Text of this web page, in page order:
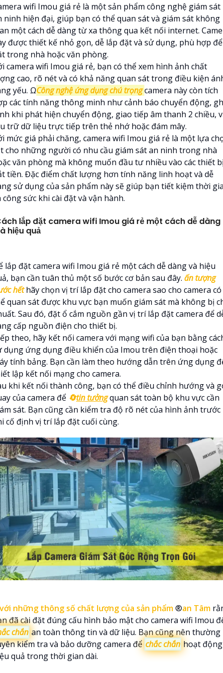
wifi Imou giá rẻ là một sản phẩm công nghệ giám sát
ninh hiện đại, giúp bạn có thể quan sát và giám sát không
một cách dễ dàng từ xa thông qua kết nối internet.
được thiết kế nhỏ gọn, dễ lắp đặt và sử dụng, phù hợp để
trong nhà hoặc văn phòng.
camera wifi Imou giá rẻ, bạn có thể xem hình ảnh chất
cao, rõ nét và có khả năng quan sát trong điều kiện
yếu. ΩCông nghệ ứng dụng chú trọngcamera này còn tích
các tính năng thông minh như cảnh báo chuyển động,
khi phát hiện chuyển động, giao tiếp âm thanh 2 chiều,
trữ dữ liệu trực tiếp trên thẻ nhớ hoặc đám mây.
mức giá phải chăng, camera wifi Imou giá rẻ là một lựa
cho những người có nhu cầu giám sát an ninh trong nhà
văn phòng mà không muốn đầu tư nhiều vào các thiết
tiền. Đặc điểm chất lượng hơn tính năng linh hoạt và dễ
sử dụng của sản phẩm này sẽ giúp bạn tiết kiệm thời
công sức khi cài đặt và vận hành.
lắp đặt camera wifi Imou giá rẻ một cách dễ dàng
hiệu quả
lắp đặt camera wifi Imou giá rẻ một cách dễ dàng và hiệu
bạn cần tuân thủ một số bước cơ bản sau đây. ấn tượng
hếthãy chọn vị trí lắp đặt cho camera sao cho camera có
quan sát được khu vực bạn muốn giám sát mà không bị
Sau đó, đặt ổ cắm nguồn gần vị trí lắp đặt camera để
cấp nguồn điện cho thiết bị.
theo, hãy kết nối camera với mạng wifi của bạn bằng
dụng ứng dụng điều khiển của Imou trên điện thoại hoặc
tính bảng. Bạn cần làm theo hướng dẫn trên ứng dụng
lập kết nối mạng cho camera.
khi kết nối thành công, bạn có thể điều chỉnh hướng và
của camera để 🔄tin tưởngquan sát toàn bộ khu vực cần
sát. Bạn cũng cần kiểm tra độ rõ nét của hình ảnh trước
cố định vị trí lắp đặt cuối cùng.
với những thông số chất lượng của sản phẩm®️an Tâm
đã cài đặt đúng cấu hình bảo mật cho camera wifi Imou
chắn an toàn thông tin và dữ liệu. Bạn cũng nên thường
kiểm tra và bảo dưỡng camera để chắc chắn hoạt động
quả trong thời gian dài.